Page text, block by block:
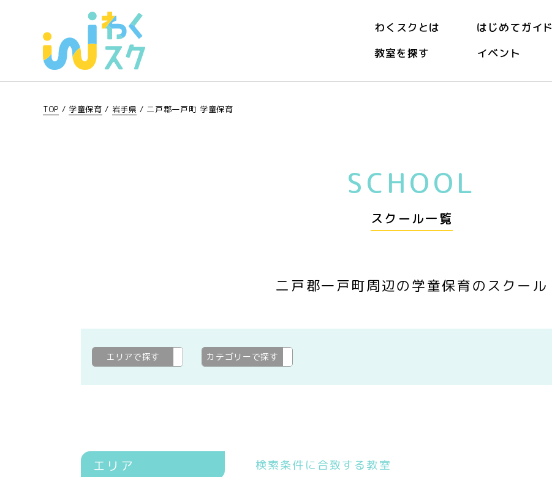
わくスクとは はじめてガイド
教室を探す
イベント
TOP / 学童保育 / 岩手県 / 二戸郡一戸町 学童保育
SCHOOL
スクール一覧
二戸郡一戸町周辺の学童保育のスクール
エリアで探す 二戸郡一戸町
カテゴリーで探す
エリア 検索条件に合致する教室